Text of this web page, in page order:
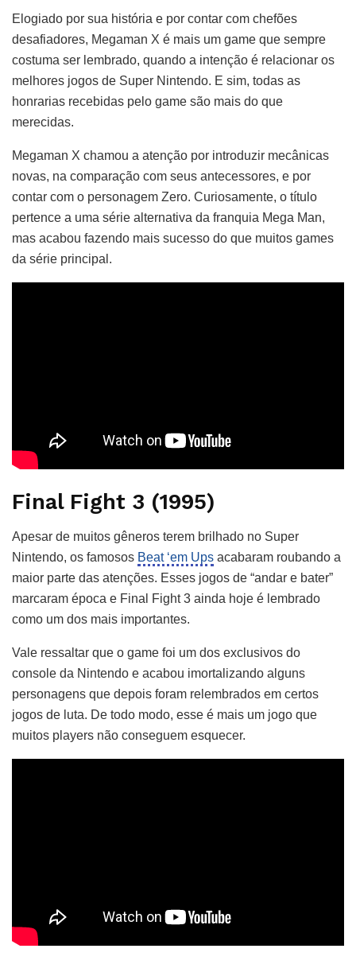
Elogiado por sua história e por contar com chefões
desafiadores, Megaman X é mais um game que sempre
costuma ser lembrado, quando a intenção é relacionar os
melhores jogos de Super Nintendo. E sim, todas as
honrarias recebidas pelo game são mais do que
merecidas.
Megaman X chamou a atenção por introduzir mecânicas
novas, na comparação com seus antecessores, e por
contar com o personagem Zero. Curiosamente, o título
pertence a uma série alternativa da franquia Mega Man,
mas acabou fazendo mais sucesso do que muitos games
da série principal.
Final Fight 3 (1995)
Apesar de muitos gêneros terem brilhado no Super
Nintendo, os famosos Beat ‘em Ups acabaram roubando a
maior parte das atenções. Esses jogos de “andar e bater”
marcaram época e Final Fight 3 ainda hoje é lembrado
como um dos mais importantes.
Vale ressaltar que o game foi um dos exclusivos do
console da Nintendo e acabou imortalizando alguns
personagens que depois foram relembrados em certos
jogos de luta. De todo modo, esse é mais um jogo que
muitos players não conseguem esquecer.